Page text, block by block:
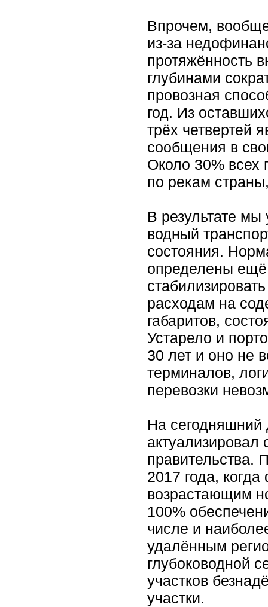
Впрочем,
из-за
протяжённость
глубинами
провозная
год. Из
трёх четвертей
сообщения в
Около 30% всех
по рекам
В результате
водный
состояния.
определены ещё
расходам на
габаритов,
Устарело и
30 лет и оно не
терминалов,
перевозки
На
правительства.
2017 года,
возрастающим
100%
числе и
удалённым
глубоководной
участков
участки.